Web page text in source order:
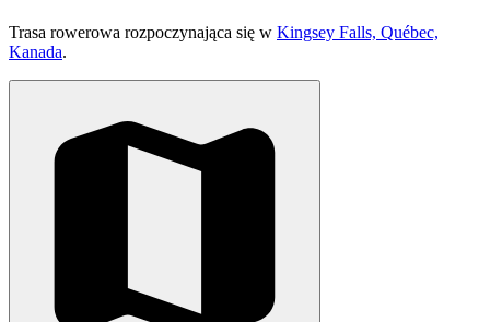
Trasa rowerowa rozpoczynająca się w Kingsey Falls, Québec,
Kanada.